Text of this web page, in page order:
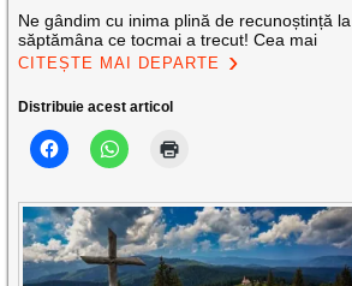
Ne gândim cu inima plină de recunoștință la
săptămâna ce tocmai a trecut! Cea mai
CITEȘTE MAI DEPARTE
Distribuie acest articol